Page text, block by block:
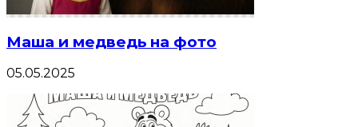
Маша и медведь на фото
05.05.2025